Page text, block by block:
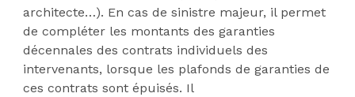
architecte…). En cas de sinistre majeur, il permet
de compléter les montants des garanties
décennales des contrats individuels des
intervenants, lorsque les plafonds de garanties de
ces contrats sont épuisés. Il